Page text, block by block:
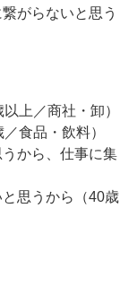
がらないと思う
上／商社・卸）
食品・飲料）
から、仕事に集
思うから（40歳